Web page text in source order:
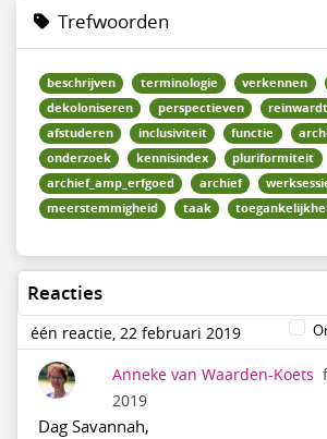
Trefwoorden
beschrijven terminologie verkennen
dekoloniseren
perspectieven
afstuderen
inclusiviteit functie
onderzoek
kennisindex
pluriformiteit
archief_amp_erfgoed
archief
meerstemmigheid
taak
Reacties
één reactie, 22 februari 2019
Anneke van Waarden-Koets
2019
Dag Savannah,